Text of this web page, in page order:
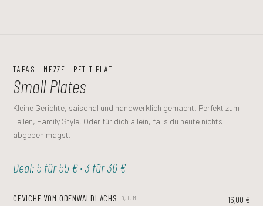
TAPAS · MEZZE · PETIT PLAT
Small Plates
Kleine Gerichte, saisonal und handwerklich gemacht. Perfekt zum
Teilen, Family Style. Oder für dich allein, falls du heute nichts
abgeben magst.
Deal: 5 für 55 € · 3 für 36 €
CEVICHE VOM ODENWALDLACHS D, L, M 16,00 €